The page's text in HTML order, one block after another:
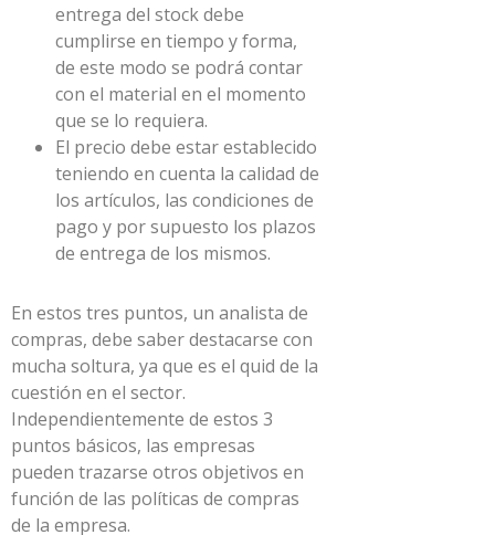
entrega del stock debe
cumplirse en tiempo y forma,
de este modo se podrá contar
con el material en el momento
que se lo requiera.
El precio debe estar establecido
teniendo en cuenta la calidad de
los artículos, las condiciones de
pago y por supuesto los plazos
de entrega de los mismos.
En estos tres puntos, un analista de
compras, debe saber destacarse con
mucha soltura, ya que es el quid de la
cuestión en el sector.
Independientemente de estos 3
puntos básicos, las empresas
pueden trazarse otros objetivos en
función de las políticas de compras
de la empresa.